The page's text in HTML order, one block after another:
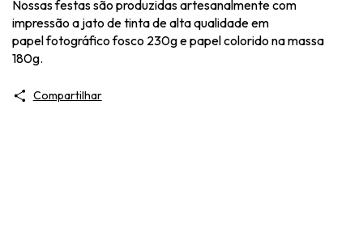
Nossas festas são produzidas artesanalmente com
impressão a jato de tinta de alta qualidade em
papel fotográfico fosco 230g e papel colorido na massa
180g.
Compartilhar